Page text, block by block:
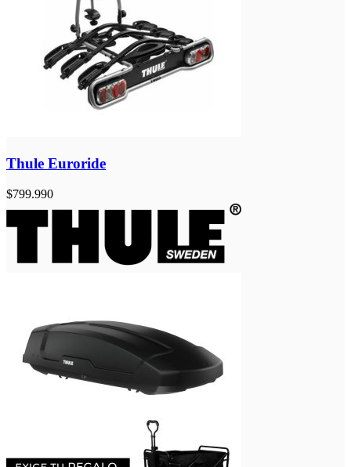
Thule Euroride
$799.990